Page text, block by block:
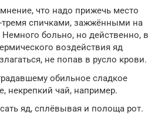
что надо прижечь место
тремя спичками, зажжёнными на
Немного больно, но действенно, в
воздействия яд
не попав в русло крови.
обильное сладкое
некрепкий чай, например.
яд, сплёвывая и полоща рот.